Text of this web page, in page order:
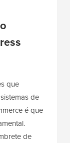
que
de
é que
de